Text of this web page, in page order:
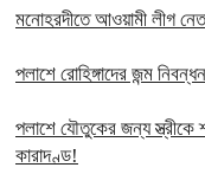
মনোহরদীতে আওয়ামী লীগ
পলাশে রোহিঙ্গাদের জন্ম
পলাশে যৌতুকের জন্য স্ত্রীকে
কারাদণ্ড!